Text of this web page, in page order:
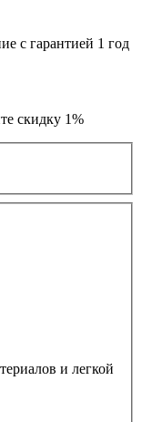
с гарантией 1 год
скидку 1%
и легкой